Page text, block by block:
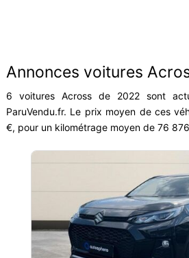
Annonces voitures
6 voitures Across de 2022 sont
ParuVendu.fr. Le prix moyen de ces
€, pour un kilométrage moyen de 76